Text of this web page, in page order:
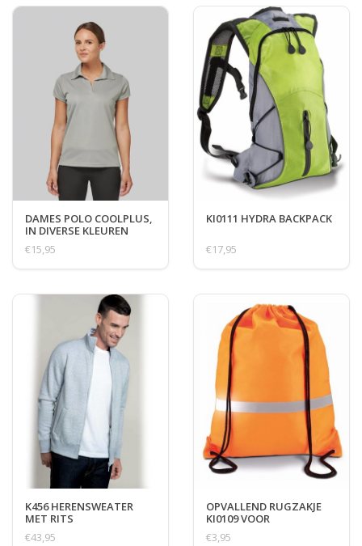
DAMES POLO COOLPLUS,
IN DIVERSE KLEUREN
€15,95
KI0111 HYDRA BACKPACK
€17,95
K456 HERENSWEATER
MET RITS
€43,95
OPVALLEND RUGZAKJE
KI0109 VOOR
WANDELAARS
€3,95